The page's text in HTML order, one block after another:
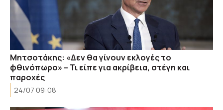
Μητσοτάκης: «Δεν θα γίνουν εκλογές το
φθινόπωρο» – Τι είπε για ακρίβεια, στέγη και
παροχές
24/07 09:08